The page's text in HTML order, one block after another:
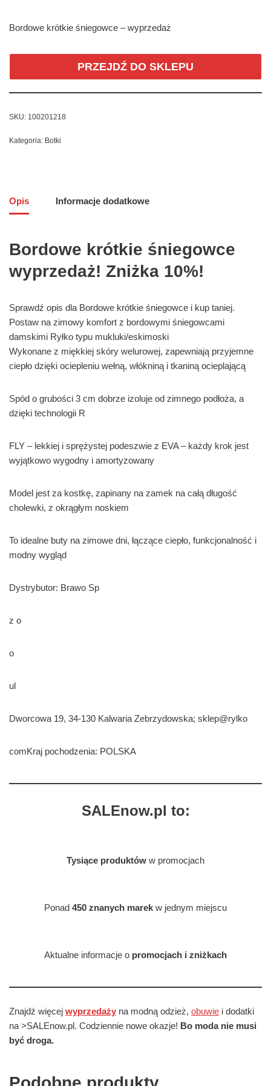
Bordowe krótkie śniegowce – wyprzedaż
PRZEJDŹ DO SKLEPU
SKU: 100201218
Kategoria: Botki
Opis Informacje dodatkowe
Bordowe krótkie śniegowce
wyprzedaż! Zniżka 10%!
Sprawdź opis dla Bordowe krótkie śniegowce i kup taniej.
Postaw na zimowy komfort z bordowymi śniegowcami
damskimi Ryłko typu mukluki/eskimoski
Wykonane z miękkiej skóry welurowej, zapewniają przyjemne
ciepło dzięki ociepleniu wełną, włókniną i tkaniną ocieplającą
Spód o grubości 3 cm dobrze izoluje od zimnego podłoża, a
dzięki technologii R
FLY – lekkiej i sprężystej podeszwie z EVA – każdy krok jest
wyjątkowo wygodny i amortyzowany
Model jest za kostkę, zapinany na zamek na całą długość
cholewki, z okrągłym noskiem
To idealne buty na zimowe dni, łączące ciepło, funkcjonalność i
modny wygląd
Dystrybutor: Brawo Sp
z o
o
ul
Dworcowa 19, 34-130 Kalwaria Zebrzydowska; sklep@rylko
comKraj pochodzenia: POLSKA
SALEnow.pl to:
Tysiące produktów w promocjach
Ponad 450 znanych marek w jednym miejscu
Aktualne informacje o promocjach i zniżkach
Znajdź więcej wyprzedaży na modną odzież, obuwie i dodatki
na >SALEnow.pl. Codziennie nowe okazje! Bo moda nie musi
być droga.